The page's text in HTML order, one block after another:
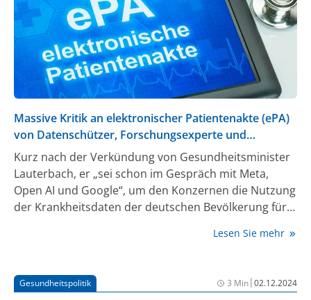
Massive Kritik an elektronischer Patientenakte (ePA)
von Datenschützer, Forschungsexperte und
Ärzteschaft
Kurz nach der Verkündung von Gesundheitsminister
Lauterbach, er „sei schon im Gespräch mit Meta,
Open AI und Google“, um den Konzernen die Nutzung
der Krankheitsdaten der deutschen Bevölkerung für
Ende November in Berlin der Jahreskongress der
hören waren.
Lesen Sie mehr
Gesundheitspolitik 3 Min|02.12.2024